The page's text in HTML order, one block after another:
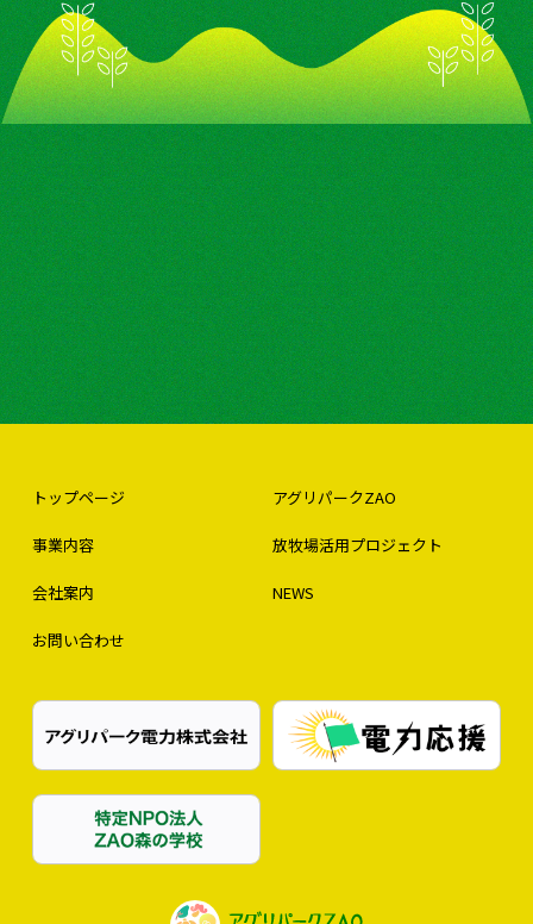
トップページ アグリパークZAO
事業内容 放牧場活用プロジェクト
会社案内 NEWS
お問い合わせ